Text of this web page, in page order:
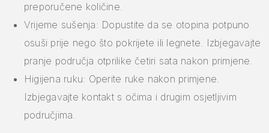
preporučene količine.
Vrijeme sušenja: Dopustite da se otopina potpuno
osuši prije nego što pokrijete ili legnete. Izbjegavajte
pranje područja otprilike četiri sata nakon primjene.
Higijena ruku: Operite ruke nakon primjene.
Izbjegavajte kontakt s očima i drugim osjetljivim
područjima.